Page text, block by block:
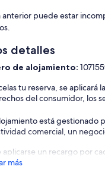
anterior puede estar
detalles
de alojamiento:
tu reserva, se
del consumidor, los
está gestionado
comercial, un
aplicarse un recargo por
más